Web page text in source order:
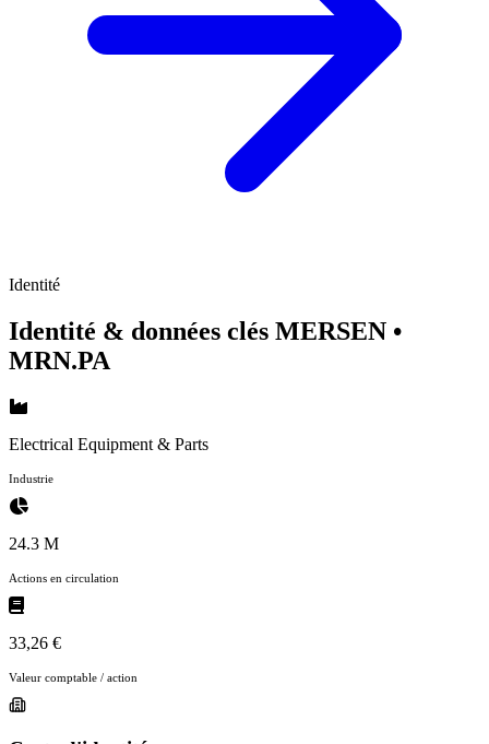
Identité
Identité & données clés MERSEN •
MRN.PA
Electrical Equipment & Parts
Industrie
24.3 M
Actions en circulation
33,26 €
Valeur comptable / action